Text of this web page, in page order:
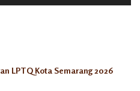
LPTQ Kota Semarang 2026